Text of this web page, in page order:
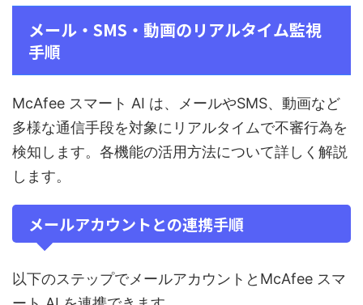
メール・SMS・動画のリアルタイム監視
手順
McAfee スマート AI は、メールやSMS、動画など
多様な通信手段を対象にリアルタイムで不審行為を
検知します。各機能の活用方法について詳しく解説
します。
メールアカウントとの連携手順
以下のステップでメールアカウントとMcAfee スマ